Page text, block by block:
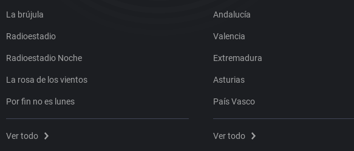
La brújula
Radioestadio
Radioestadio Noche
La rosa de los vientos
Por fin no es lunes
Ver todo
Andalucía
Valencia
Extremadura
Asturias
País Vasco
Ver todo